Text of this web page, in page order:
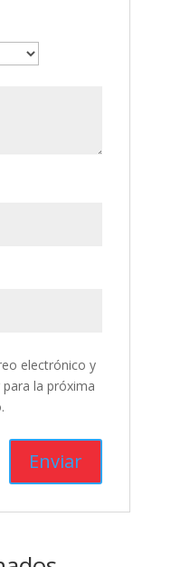
electrónico y
la próxima